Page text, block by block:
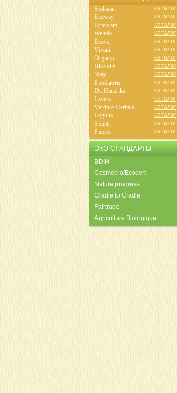
Sodasan
каталог
Ecoway
каталог
Urtekram
каталог
Weleda
каталог
Ecover
каталог
Vivani
каталог
Organyc
каталог
BioSolis
каталог
Naty
каталог
Биобьюти
каталог
Dr. Haushka
каталог
Lavera
каталог
Verdure Herbals
каталог
Logona
каталог
Sonett
каталог
Pineco
каталог
ЭКО-СТАНДАРТЫ
BDIH
Cosmebio/Ecocert
Nature progress
Cradle to Cradle
Fairtrade
Agriculture Biologique